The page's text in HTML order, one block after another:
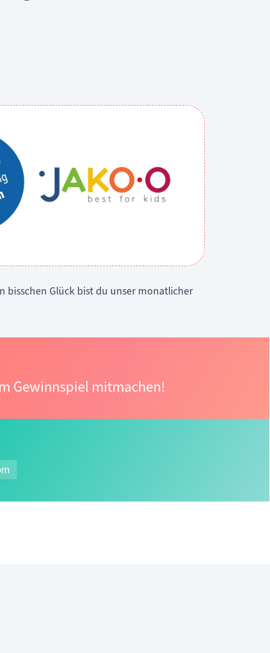
bisschen Glück bist du unser monatlicher
Gewinnspiel mitmachen!